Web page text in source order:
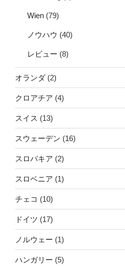
Wien (79)
ノウハウ (40)
レビュー (8)
オランダ (2)
クロアチア (4)
スイス (13)
スウェーデン (16)
スロバキア (2)
スロベニア (1)
チェコ (10)
ドイツ (17)
ノルウェー (1)
ハンガリー (5)